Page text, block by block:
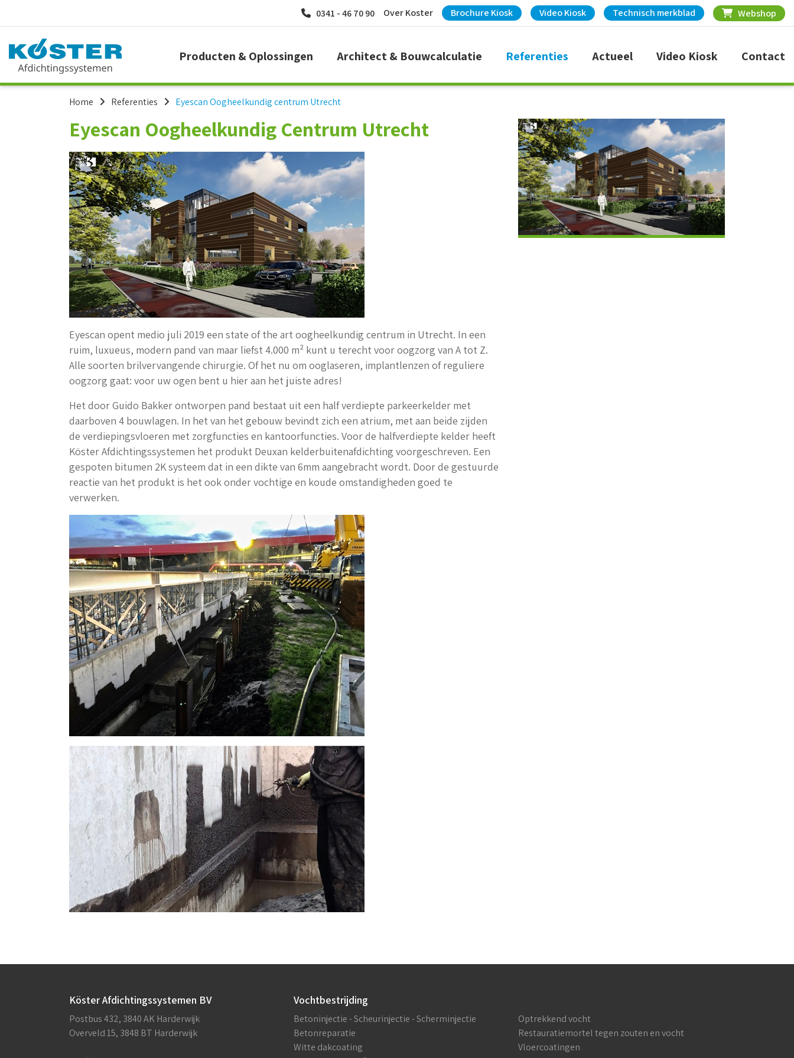
0341 - 46 70 90 Over Koster Brochure Kiosk Video Kiosk Technisch merkblad Webshop
Producten & Oplossingen Architect & Bouwcalculatie Referenties Actueel Video Kiosk Contact
Home Referenties Eyescan Oogheelkundig centrum Utrecht
Eyescan Oogheelkundig Centrum Utrecht
Eyescan opent medio juli 2019 een state of the art oogheelkundig centrum in Utrecht. In een
ruim, luxueus, modern pand van maar liefst 4.000 m² kunt u terecht voor oogzorg van A tot Z.
Alle soorten brilvervangende chirurgie. Of het nu om ooglaseren, implantlenzen of reguliere
oogzorg gaat: voor uw ogen bent u hier aan het juiste adres!
Het door Guido Bakker ontworpen pand bestaat uit een half verdiepte parkeerkelder met
daarboven 4 bouwlagen. In het van het gebouw bevindt zich een atrium, met aan beide zijden
de verdiepingsvloeren met zorgfuncties en kantoorfuncties. Voor de halfverdiepte kelder heeft
Köster Afdichtingssystemen het produkt Deuxan kelderbuitenafdichting voorgeschreven. Een
gespoten bitumen 2K systeem dat in een dikte van 6mm aangebracht wordt. Door de gestuurde
reactie van het produkt is het ook onder vochtige en koude omstandigheden goed te
verwerken.
Köster Afdichtingssystemen BV
Postbus 432, 3840 AK Harderwijk
Overveld 15, 3848 BT Harderwijk
Vochtbestrijding
Betoninjectie - Scheurinjectie - Scherminjectie
Betonreparatie
Witte dakcoating
Optrekkend vocht
Restauratiemortel tegen zouten en vocht
Vloercoatingen